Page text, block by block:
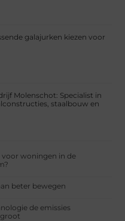
galajurken kiezen voor
Molenschot: Specialist in
staalbouw en
voor woningen in de
beter bewegen
de emissies